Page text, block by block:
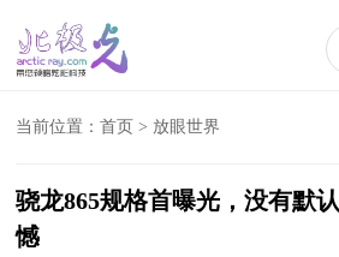
当前位置：首页 > 放眼世界
骁龙865规格首曝光，没有默
憾